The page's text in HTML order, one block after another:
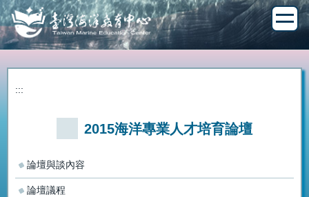
跳
到
主
要
內
:::
2015海洋專業人才培育論壇
論壇與談內容
論壇議程